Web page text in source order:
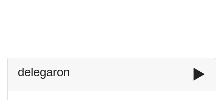
delegaron ▶️